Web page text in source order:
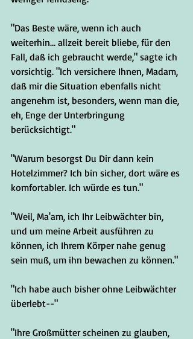
"Das Beste wäre, wenn ich auch
weiterhin... allzeit bereit bliebe, für den
Fall, daß ich gebraucht werde," sagte ich
vorsichtig. "Ich versichere Ihnen, Madam,
daß mir die Situation ebenfalls nicht
angenehm ist, besonders, wenn man die,
eh, Enge der Unterbringung
berücksichtigt."
"Warum besorgst Du Dir dann kein
Hotelzimmer? Ich bin sicher, dort wäre es
komfortabler. Ich würde es tun."
"Weil, Ma'am, ich Ihr Leibwächter bin,
und um meine Arbeit ausführen zu
können, ich Ihrem Körper nahe genug
sein muß, um ihn bewachen zu können."
"Ich habe auch bisher ohne Leibwächter
überlebt--"
"Ihre Großmütter scheinen zu glauben,